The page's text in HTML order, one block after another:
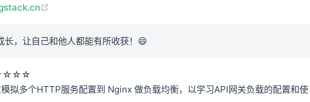
长，让自己和他人都能有所收获！😄
模拟多个HTTP服务配置到 Nginx 做负载均衡，以学习API网关负载的配置和使